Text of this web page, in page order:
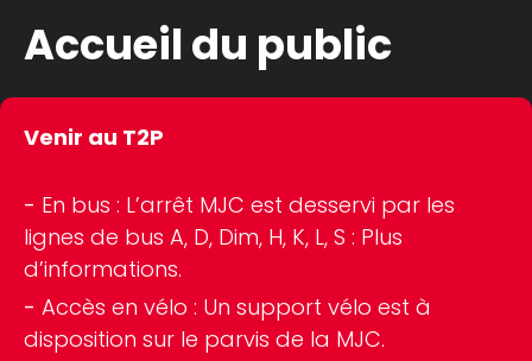
Accueil du public
Venir au T2P
En bus : L’arrêt MJC est desservi par les
lignes de bus A, D, Dim, H, K, L, S : Plus
d’informations.
Accès en vélo : Un support vélo est à
disposition sur le parvis de la MJC.